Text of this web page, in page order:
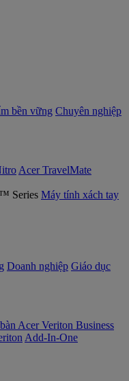
bền vững Chuyên nghiệp
Acer TravelMate
Máy tính xách tay
Doanh nghiệp Giáo dục
Acer Veriton Business
Add-In-One